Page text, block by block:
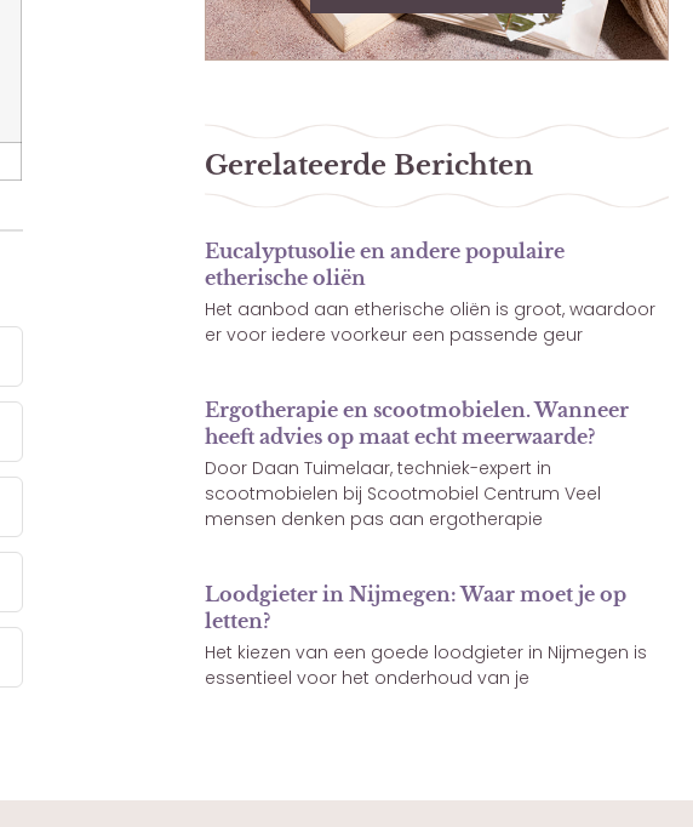
Gerelateerde Berichten
Eucalyptusolie en andere populaire
etherische oliën
Het aanbod aan etherische oliën is groot, waardoor
er voor iedere voorkeur een passende geur
Ergotherapie en scootmobielen. Wanneer
heeft advies op maat echt meerwaarde?
Door Daan Tuimelaar, techniek-expert in
scootmobielen bij Scootmobiel Centrum Veel
mensen denken pas aan ergotherapie
Loodgieter in Nijmegen: Waar moet je op
letten?
Het kiezen van een goede loodgieter in Nijmegen is
essentieel voor het onderhoud van je